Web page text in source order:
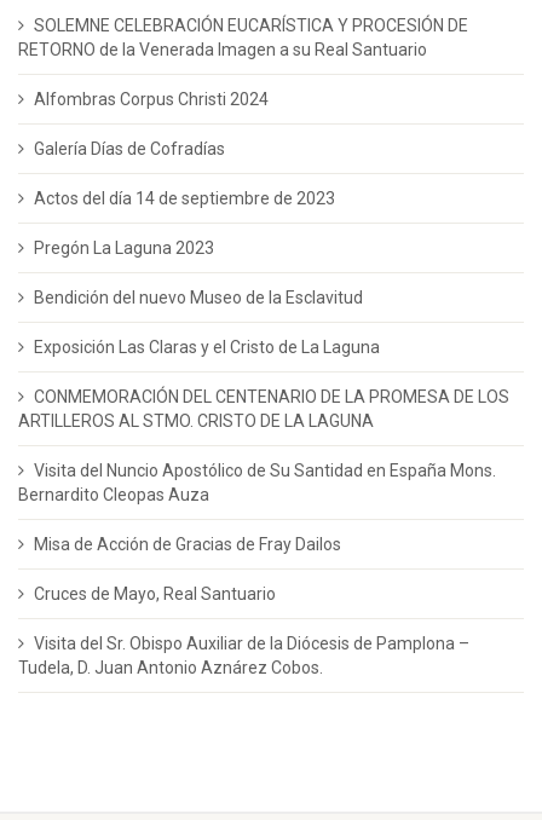
SOLEMNE CELEBRACIÓN EUCARÍSTICA Y PROCESIÓN DE
RETORNO de la Venerada Imagen a su Real Santuario
Alfombras Corpus Christi 2024
Galería Días de Cofradías
Actos del día 14 de septiembre de 2023
Pregón La Laguna 2023
Bendición del nuevo Museo de la Esclavitud
Exposición Las Claras y el Cristo de La Laguna
CONMEMORACIÓN DEL CENTENARIO DE LA PROMESA DE LOS
ARTILLEROS AL STMO. CRISTO DE LA LAGUNA
Visita del Nuncio Apostólico de Su Santidad en España Mons.
Bernardito Cleopas Auza
Misa de Acción de Gracias de Fray Dailos
Cruces de Mayo, Real Santuario
Visita del Sr. Obispo Auxiliar de la Diócesis de Pamplona –
Tudela, D. Juan Antonio Aznárez Cobos.